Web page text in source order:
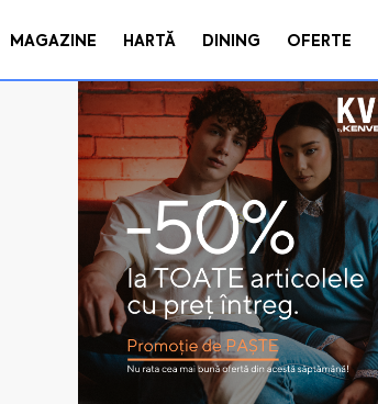
MAGAZINE HARTĂ DINING OFERTE